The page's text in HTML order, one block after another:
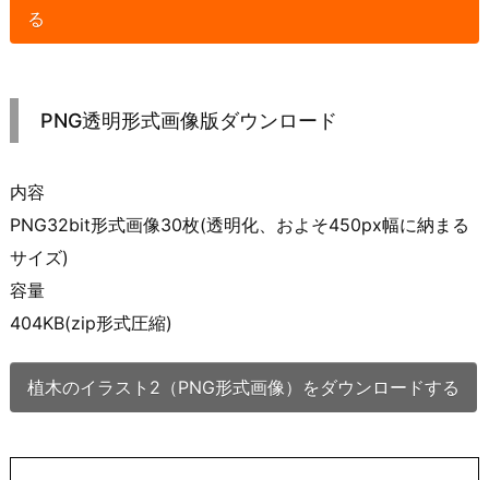
る
PNG透明形式画像版ダウンロード
内容
PNG32bit形式画像30枚(透明化、およそ450px幅に納まる
サイズ)
容量
404KB(zip形式圧縮)
植木のイラスト2（PNG形式画像）をダウンロードする